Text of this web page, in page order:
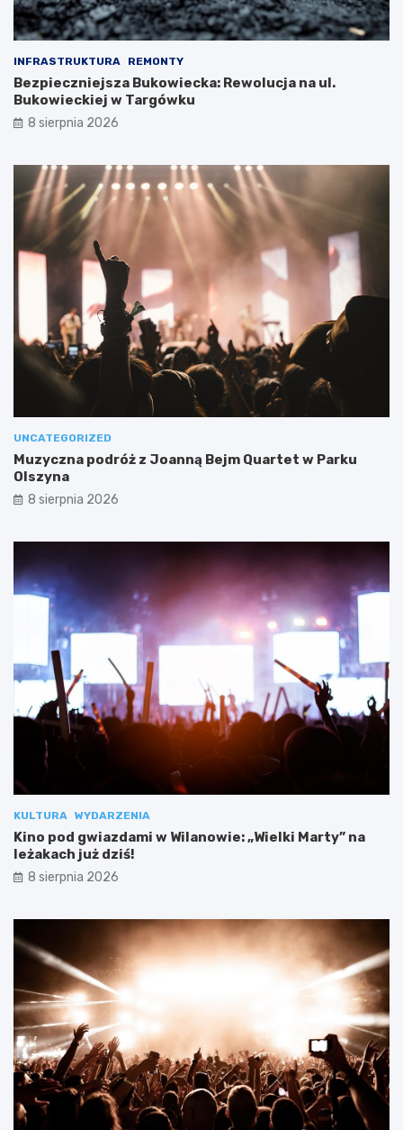
INFRASTRUKTURA REMONTY
Bezpieczniejsza Bukowiecka: Rewolucja na ul.
Bukowieckiej w Targówku
8 sierpnia 2026
UNCATEGORIZED
Muzyczna podróż z Joanną Bejm Quartet w Parku
Olszyna
8 sierpnia 2026
KULTURA WYDARZENIA
Kino pod gwiazdami w Wilanowie: „Wielki Marty” na
leżakach już dziś!
8 sierpnia 2026